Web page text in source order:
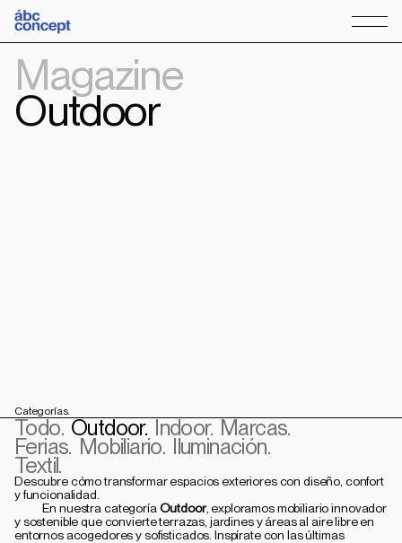
Magazine
Outdoor
Categorías.
Todo. Outdoor. Indoor. Marcas.
Ferias. Mobiliario. Iluminación.
Textil.
Descubre cómo transformar espacios exteriores con diseño, confort
y funcionalidad.
           En nuestra categoría
Outdoor, exploramos mobiliario innovador
y sostenible que convierte terrazas, jardines y áreas al aire libre en
entornos acogedores y sofisticados. Inspírate con las últimas